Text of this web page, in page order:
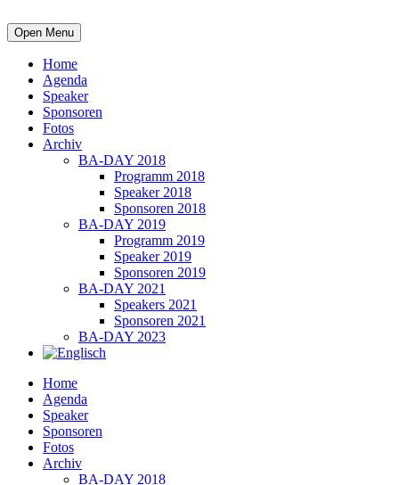
Open Menu
Home
Agenda
Speaker
Sponsoren
Fotos
Archiv
BA-DAY 2018
Programm 2018
Speaker 2018
Sponsoren 2018
BA-DAY 2019
Programm 2019
Speaker 2019
Sponsoren 2019
BA-DAY 2021
Speakers 2021
Sponsoren 2021
BA-DAY 2023
Home
Agenda
Speaker
Sponsoren
Fotos
Archiv
BA-DAY 2018